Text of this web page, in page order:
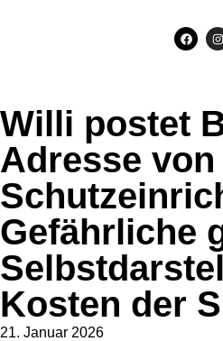
Willi postet
Adresse von
Gefährliche
Kosten der
21. Januar 2026